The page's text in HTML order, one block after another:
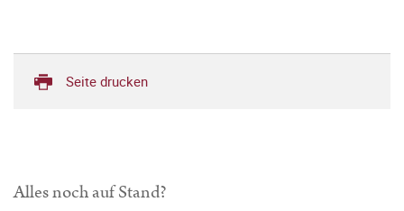
Seite drucken
Alles noch auf Stand?